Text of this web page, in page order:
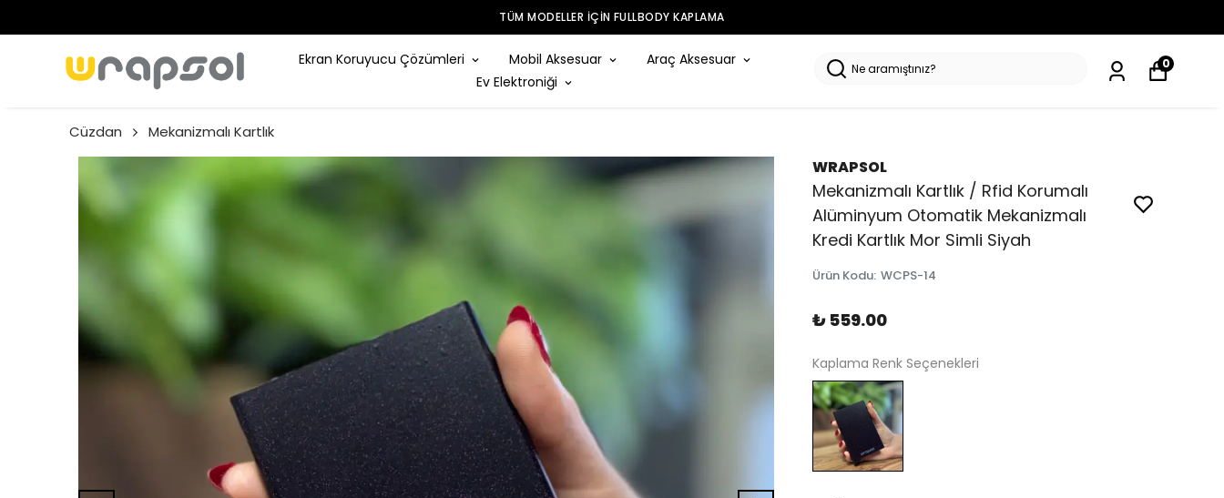
TÜM MODELLER IÇIN FULLBODY KAPLAMA
Ekran Koruyucu Çözümleri Mobil Aksesuar
Araç Aksesuar
Ev Elektroniği
0
Cüzdan Mekanizmalı Kartlık
WRAPSOL
Mekanizmalı Kartlık / Rfid Korumalı
Alüminyum Otomatik Mekanizmalı
Kredi Kartlık Mor Simli Siyah
Ürün Kodu: WCPS-14
₺ 559.00
Kaplama Renk Seçenekleri